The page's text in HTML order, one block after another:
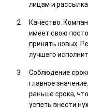
лицам и
Качество.
имеет свою
принять новых.
лучшего
Соблюдение
главное
раньше срока,
успеть внести